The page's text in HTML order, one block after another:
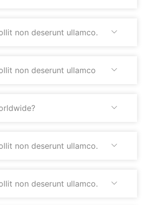
non deserunt ullamco.
non deserunt ullamco
non deserunt ullamco.
non deserunt ullamco.